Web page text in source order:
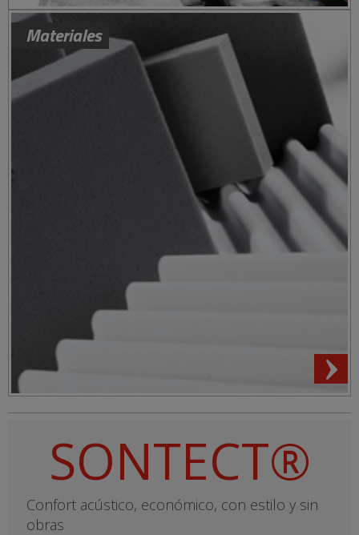
Materiales
SONTECT®
Confort acústico, económico, con estilo y sin
obras